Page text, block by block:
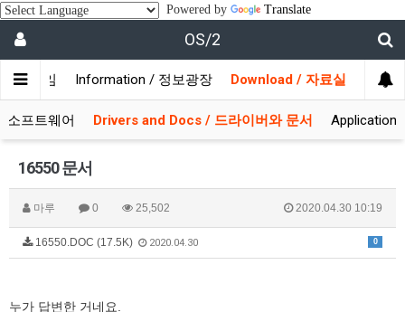
Powered by Translate
OS/2
자모임 Information / 정보광장 Download / 자료실
소프트웨어 Drivers and Docs / 드라이버와 문서
16550 문서
마루 0 25,502 2020.04.30 10:19
0
16550.DOC (17.5K) 2020.04.30
누가 답변한 거네요.